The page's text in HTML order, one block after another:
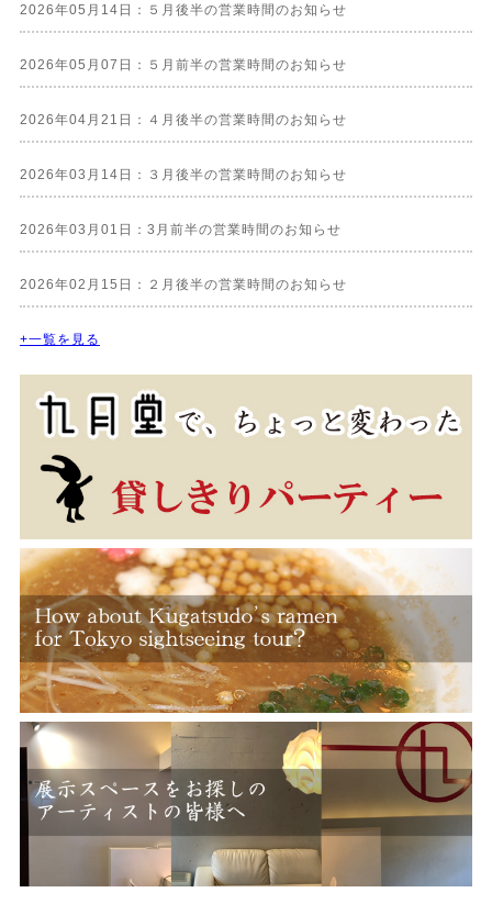
2026年05月14日：５月後半の営業時間のお知らせ
2026年05月07日：５月前半の営業時間のお知らせ
2026年04月21日：４月後半の営業時間のお知らせ
2026年03月14日：３月後半の営業時間のお知らせ
2026年03月01日：3月前半の営業時間のお知らせ
2026年02月15日：２月後半の営業時間のお知らせ
+一覧を見る